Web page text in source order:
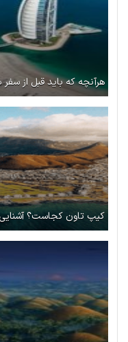
هرآنچه که باید قبل از
کیپ تاون کجاست؟ آشنایی